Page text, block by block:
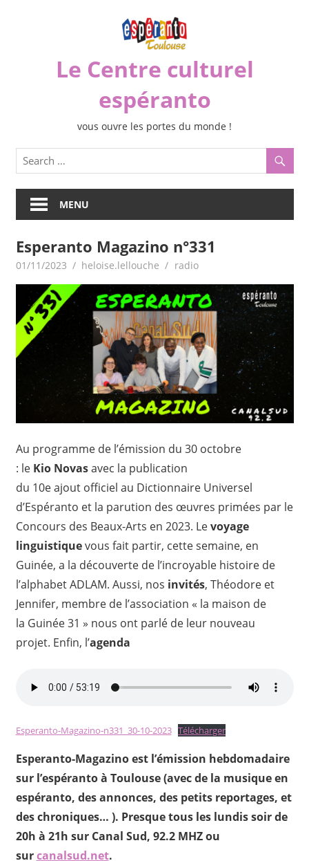
Le Centre culturel
espéranto
vous ouvre les portes du monde !
MENU
Esperanto Magazino n°331
01/11/2023 heloise.lellouche radio
Au programme de l’émission du 30 octobre
: le Kio Novasavec la publication
du 10e ajout officiel au Dictionnaire Universel
d’Espéranto et la parution des œuvres primées par le
Concours des Beaux-Arts en 2023. Levoyage
linguistiquevous fait partir, cette semaine, en
Guinée, a la découverte de l’incroyable histoire de
l’alphabet ADLAM. Aussi, nos invités, Théodore et
Jennifer, membre de l’association « la maison de
la Guinée 31 » nous ont parlé de leur nouveau
projet. Enfin, l’agenda
Esperanto-Magazino-n331_30-10-2023 Télécharger
Esperanto-Magazino est l’émission hebdomadaire
sur l’espéranto à Toulouse (avec de la musique en
espéranto, des annonces, des petits reportages, et
des chroniques… ). Presque tous les lundis soir de
20h à 21h sur Canal Sud, 92.2 MHZ ou
surcanalsud.net.